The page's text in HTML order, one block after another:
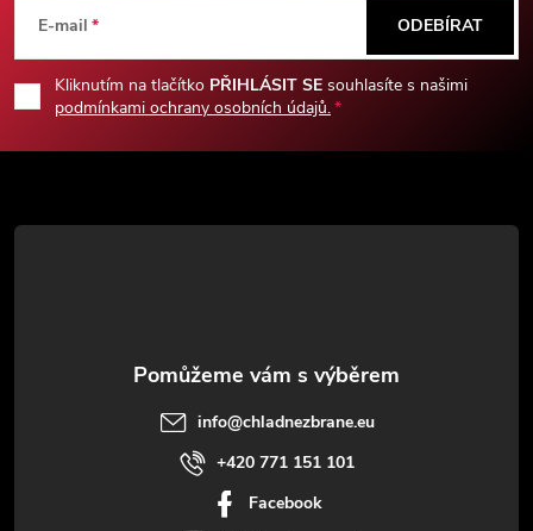
p
a
E-mail
Kliknutím na tlačítko PŘIHLÁSIT SE souhlasíte s našimi
podmínkami ochrany osobních údajů.
ODEBÍRAT
info@chladnezbrane.eu
+420 771 151 101
Facebook